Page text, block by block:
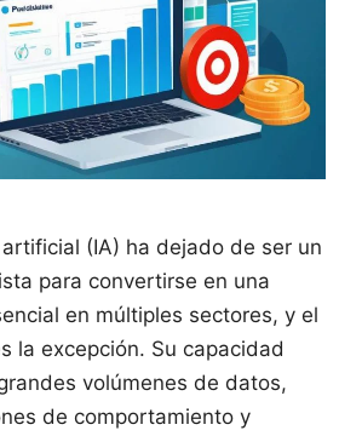
(IA) ha dejado de ser un
para convertirse en una
en múltiples sectores, y el
la excepción. Su capacidad
volúmenes de datos,
de comportamiento y